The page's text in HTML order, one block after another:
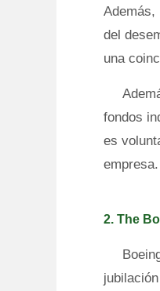
Además,
del
una
fondos
es
empresa.
2. The